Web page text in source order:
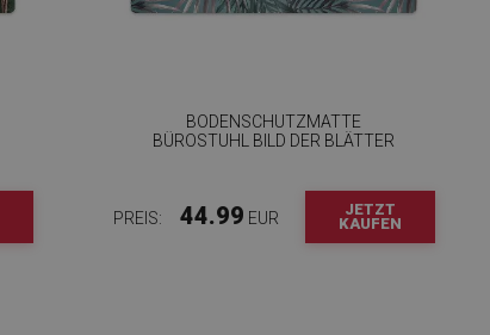
BODENSCHUTZMATTE
BÜROSTUHL BILD DER BLÄTTER
PREIS: 44.99 EUR
JETZT
KAUFEN